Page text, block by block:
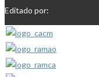
Editado por: